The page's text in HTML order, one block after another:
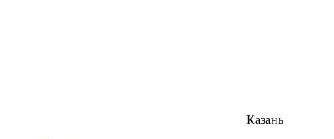
Казань